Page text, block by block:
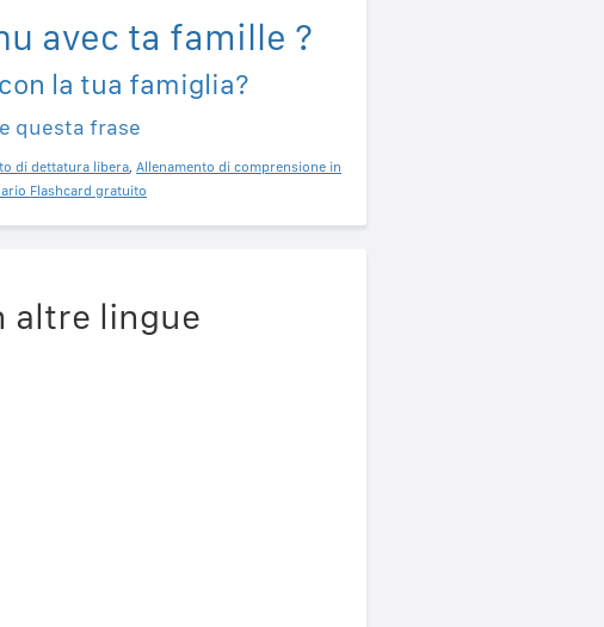
avec ta famille ?
la tua famiglia?
questa frase
di dettatura libera, Allenamento di comprensione in
Flashcard gratuito
altre lingue